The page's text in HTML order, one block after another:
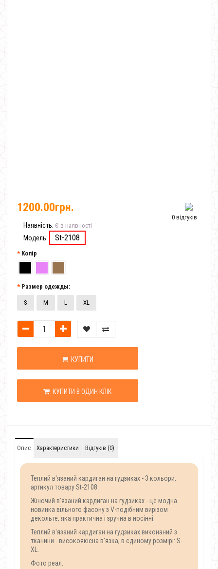
0 відгуків
1200.00грн.
Наявність: Є в наявності
Модель: St-2108
Колір
Размер одежды:
S M L XL
КУПИТИ
КУПИТИ В ОДИН КЛІК
Опис Характеристики Відгуків (0)
Теплий в'язаний кардиган на гудзиках - 3 кольори,
артикул товару St-2108
Жіночий в'язаний кардиган на гудзиках - це модна
новинка вільного фасону з V-подібним вирізом
декольте, яка практична і зручна в носінні.
Теплий в'язаний кардиган на гудзиках виконаний з
тканини - високоякісна в'язка, в єдиному розмірі: S-
XL.
Фото реал.